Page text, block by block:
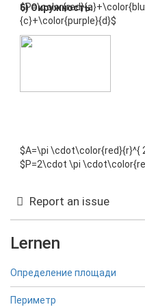
{c}+\color{purple}{d}$
6) Окружность:
$A=\pi \cdot\color{red}{r}^{
$P=2\cdot \pi
Report an issue
Lernen
Определение площади
Периметр